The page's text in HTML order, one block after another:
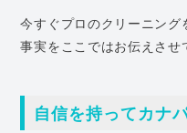
今すぐプロのクリーニング
事実をここではお伝えさせ
自信を持ってカナ